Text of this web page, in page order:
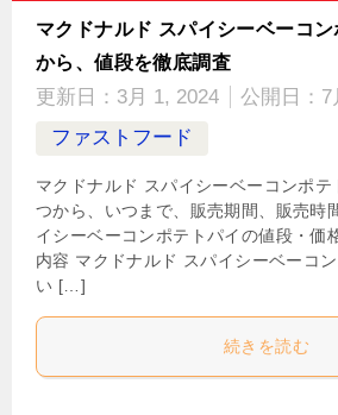
マクドナルド スパイシーベーコ
から、値段を徹底調査
更新日： 3月 1, 2024 公開日： 7
ファストフード
マクドナルド スパイシーベーコンポテ
つから、いつまで、販売期間、販売時
イシーベーコンポテトパイの値段・価
内容 マクドナルド スパイシーベーコン
い […]
続きを読む